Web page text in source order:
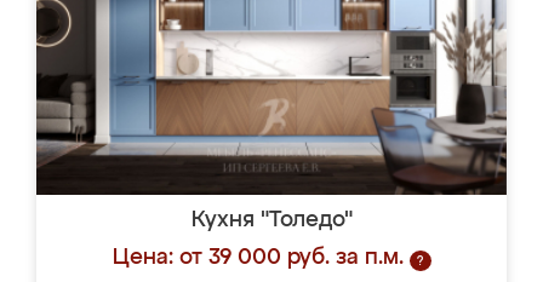
Кухня "Толедо"
Цена: от 39 000 руб. за п.м.
?